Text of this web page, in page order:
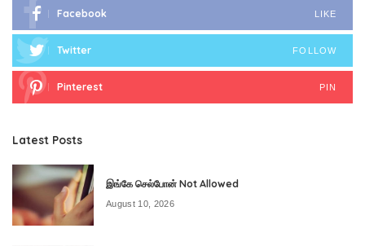
Facebook LIKE
Twitter FOLLOW
Pinterest PIN
Latest Posts
இங்கே செல்போன் Not Allowed
August 10, 2026